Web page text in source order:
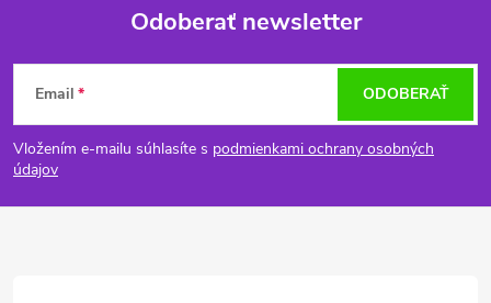
Z
á
p
Odoberať newsletter
Email
Vložením e-mailu súhlasíte s podmienkami ochrany osobných
údajov
ODOBERAŤ